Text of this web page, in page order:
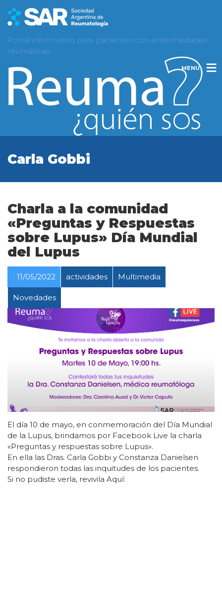
Portal informativo para pacientes con enfermedades
reumáticas
MENU
Carla Gobbi
Charla a la comunidad
«Preguntas y Respuestas
sobre Lupus» Día Mundial
del Lupus
11/05/2022 actividades Multimedia
Novedades
El día 10 de mayo, en conmemoración del Día Mundial
de la Lupus, brindamos por Facebook Live la charla
«Preguntas y respuestas sobre Lupus».
En ella las Dras. Carla Gobbi y Constanza Danielsen
respondieron todas las inquitudes de los pacientes.
Si no pudiste verla, revivila Aquí: